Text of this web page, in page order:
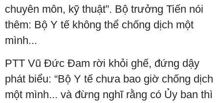
chuyên môn, kỹ thuật”. Bộ trưởng Tiến nói
thêm: Bộ Y tế không thể chống dịch một
mình...
PTT Vũ Đức Đam rời khỏi ghế, đứng dậy
phát biểu: “Bộ Y tế chưa bao giờ chống dịch
một mình... và đừng nghĩ rằng có Ủy ban thì